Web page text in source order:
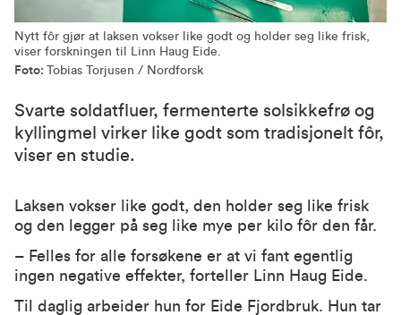
Nytt fôr gjør at laksen vokser like godt og holder seg like frisk,
viser forskningen til Linn Haug Eide.
Foto:
Tobias Torjusen / Nordforsk
Svarte soldatfluer, fermenterte solsikkefrø og
kyllingmel virker like godt som tradisjonelt fôr,
viser en studie.
Laksen vokser like godt, den holder seg like frisk
og den legger på seg like mye per kilo fôr den får.
– Felles for alle forsøkene er at vi fant egentlig
ingen negative effekter, forteller Linn Haug Eide.
Til daglig arbeider hun for Eide Fjordbruk. Hun tar